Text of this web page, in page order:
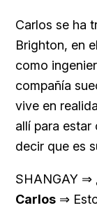
Carlos se ha
Brighton, en
como
compañía
vive en
allí para
decir que es
SHANGAY ⇒
Carlos ⇒